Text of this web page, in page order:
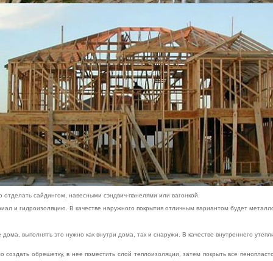
сайдингом, навесными сэндвич-панелями или вагонкой.
и гидроизоляцию. В качестве наружного покрытия отличным вариантом будет
выполнять это нужно как внутри дома, так и снаружи. В качестве внутреннего
обрешетку, в нее поместить слой теплоизоляции, затем покрыть все